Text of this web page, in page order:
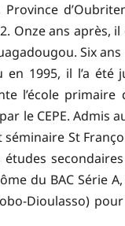
Onze ans après,
Six ans
1995, il l’a été
l’école primaire
le CEPE. Admis
St
du BAC Série
Dioulasso)